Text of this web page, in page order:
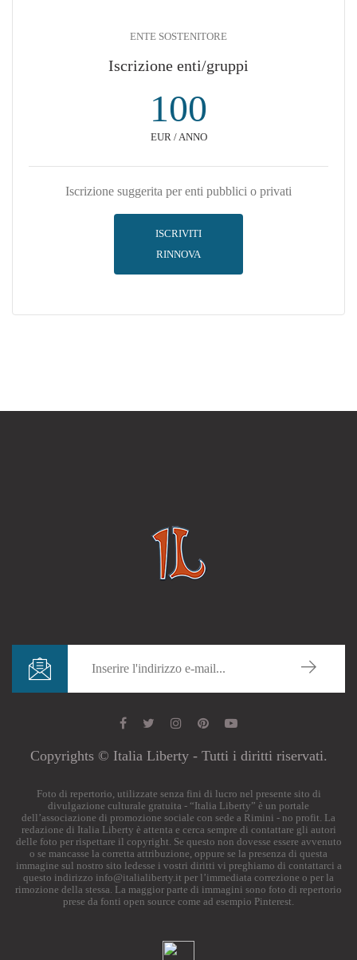
ENTE SOSTENITORE
Iscrizione enti/gruppi
100
EUR / ANNO
Iscrizione suggerita per enti pubblici o privati
ISCRIVITI
RINNOVA
Copyrights © Italia Liberty - Tutti i diritti riservati.
Foto di repertorio, utilizzate senza fini di lucro nel presente sito di
divulgazione culturale gratuita - “Italia Liberty” è un portale
dell’associazione di promozione sociale con sede a Rimini - no profit. La
redazione di Italia Liberty è attenta e cerca sempre di contattare gli autori
delle foto per rispettare il copyright. Se questo non dovesse essere avvenuto
o se mancasse la corretta attribuzione, oppure se la presenza di questa
immagine sul nostro sito ledesse i vostri diritti vi preghiamo di contattarci a
questo indirizzo info@italialiberty.it per l’immediata correzione o per la
rimozione della stessa. La maggior parte di immagini sono foto di repertorio
prese da fonti open source come ad esempio Pinterest.